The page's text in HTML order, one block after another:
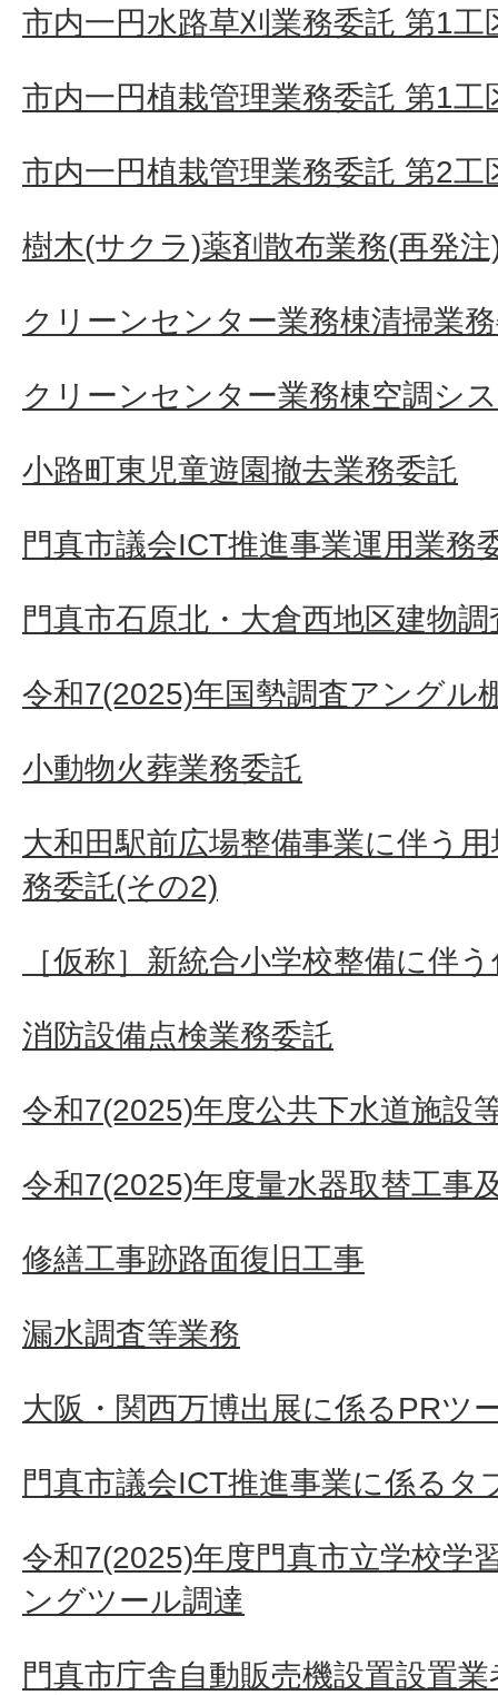
市内一円水路草刈業務委託 第1工
市内一円植栽管理業務委託 第1工
市内一円植栽管理業務委託 第2工
樹木(サクラ)薬剤散布業務(再発注
クリーンセンター業務棟清掃業
クリーンセンター業務棟空調シ
小路町東児童遊園撤去業務委託
門真市議会ICT推進事業運用業務
門真市石原北・大倉西地区建物
令和7(2025)年国勢調査アングル
小動物火葬業務委託
大和田駅前広場整備事業に伴う
務委託(その2)
［仮称］新統合小学校整備に伴
消防設備点検業務委託
令和7(2025)年度公共下水道施設
令和7(2025)年度量水器取替工事
修繕工事跡路面復旧工事
漏水調査等業務
大阪・関西万博出展に係るPRツ
門真市議会ICT推進事業に係るタ
令和7(2025)年度門真市立学校学
ングツール調達
門真市庁舎自動販売機設置設置